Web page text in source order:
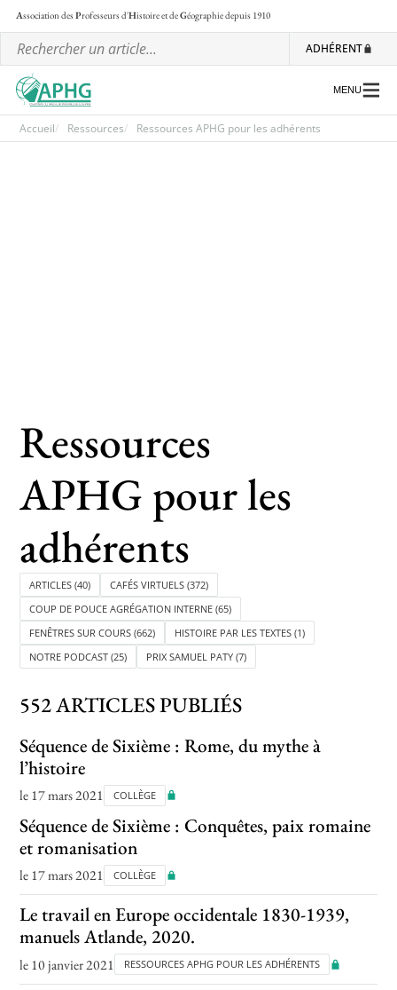
Association desProfesseurs d'Histoire et deGéographiedepuis 1910
ADHÉRENT
Les rendez-vous de l’APHG
Concours de recrutement
Concours scolaires
Conférences, tables rondes
Critique d’ouvrages publiés
Culture
MENU
Accueil Ressources Ressources APHG pour les adhérents
Ressources
APHG pour les
adhérents
ARTICLES(40) CAFÉS VIRTUELS(372)
COUP DE POUCE AGRÉGATION INTERNE(65)
FENÊTRES SUR COURS(662) HISTOIRE PAR LES TEXTES(1)
NOTRE PODCAST(25) PRIX SAMUEL PATY(7)
552 ARTICLES PUBLIÉS
Séquence de Sixième : Rome, du mythe à
l’histoire
le 17 mars 2021 COLLÈGE
Séquence de Sixième : Conquêtes, paix romaine
et romanisation
le 17 mars 2021 COLLÈGE
Le travail en Europe occidentale 1830-1939,
manuels Atlande, 2020.
le 10 janvier 2021 RESSOURCES APHG POUR LES ADHÉRENTS